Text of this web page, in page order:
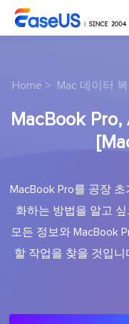
Home > Mac 데이터
MacBook
MacBook Pro를 공장
화하는 방법을 알고
모든 정보와 MacBook
할 작업을 찾을 것입